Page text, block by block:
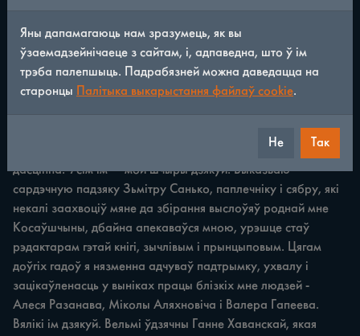
Падзяка Гэтая кніга — плён маёй доўгай, клапатлівай
працы. Працы, якая, што праўда, аніяк не абцяжарвала.
Наадварот, прыносіла радасць, адчуванне споўненага
абавязку перад людзьмі - маімі суайчыннікамі, што
Мяне заўсёды здзіўлялі яркасць i моц іх мастацкага
мыслення, умение выказацца асацыятыўна, вобразна,
дасціпна. Усім ім — мой шчыры дзякуй. Выказваю
сардэчную падзяку Зьмітру Санько, паплечніку i сябру, які
некалі заахвоціў мяне да збірання выслоўяў роднай мне
Косаўшчыны, дбайна апекаваўся мною, урэшце стаў
рэдактарам гэтай кнігі, зычлівым i прынцыповым. Цягам
доўгіх гадоў я нязменна адчуваў падтрымку, ухвалу i
зацікаўленасць у выніках працы блізкіх мне людзей -
Алеся Разанава, Міколы Аляхновіча i Валера Гапеева.
Вялікі ім дзякуй. Вельмі ўдзячны Ганне Хаванскай, якая
Яны дапамагаюць нам зразумець, як вы
ўзаемадзейнічаеце з сайтам, і, адпаведна, што ў ім
трэба палепшыць. Падрабязней можна даведацца на
старонцы
Палітыка выкарыстання файлаў cookie.
Не Так